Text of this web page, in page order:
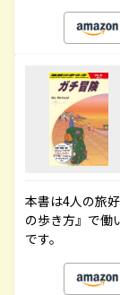
本書は4人の旅
の歩き方』で働
です。